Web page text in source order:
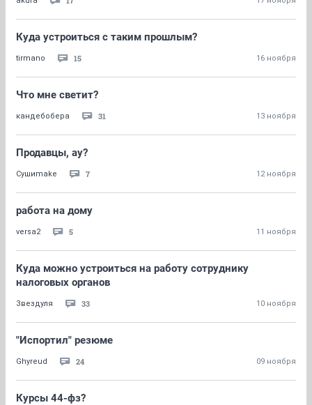
Куда устроиться с таким прошлым?
tirmano 15 16 ноября
Что мне светит?
кандебобера 31 13 ноября
Продавцы, ау?
Сушиmake 7 12 ноября
работа на дому
versa2 5 11 ноября
Куда можно устроиться на работу сотруднику
налоговых органов
Звездуля 33 10 ноября
"Испортил" резюме
Ghyreud 24 09 ноября
Курсы 44-фз?